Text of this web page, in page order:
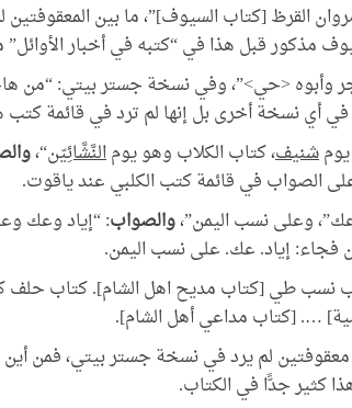
مروان القرظ [كتاب السيوف]”، ما بين
مذكور قبل هذا في “كتبه في أخبار
هاجر وأبوه <حي>”، وفي نسخة جستر بيتي: “من
في أي نسخة أخرى بل إنها لم ترد في قائمة
شنيف، كتاب الكلاب وهو يومالنَّشَّائِيّن“،
الصواب في قائمة كتب الكلبي عند ياقوت.
والصواب: “إياد وعك
فجاء: إياد. عك. على نسب اليمن.
11 “كتاب نسب طي [كتاب مديح اهل الشام].
…. [كتاب مداعي أهل الشام].
لم يرد في نسخة جستر بيتي، فمن
كثير جدًّا في الكتاب.